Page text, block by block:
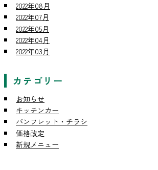
2022年08月
2022年07月
2022年05月
2022年04月
2022年03月
カテゴリー
お知らせ
キッチンカー
パンフレット・チラシ
価格改定
新規メニュー